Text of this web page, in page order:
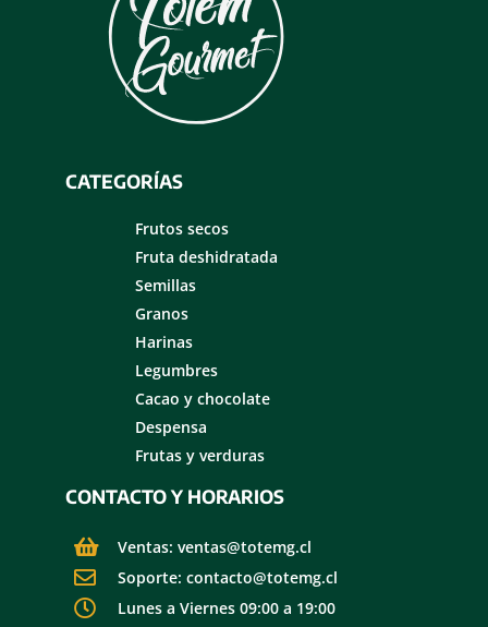
CATEGORÍAS
Frutos secos
Fruta deshidratada
Semillas
Granos
Harinas
Legumbres
Cacao y chocolate
Despensa
Frutas y verduras
CONTACTO Y HORARIOS
Ventas: ventas@totemg.cl
Soporte: contacto@totemg.cl
Lunes a Viernes 09:00 a 19:00